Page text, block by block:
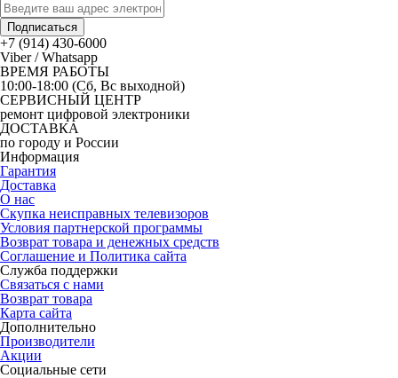
Подписаться
+7 (914) 430-6000
Viber / Whatsapp
ВРЕМЯ РАБОТЫ
10:00-18:00 (Сб, Вс выходной)
СЕРВИСНЫЙ ЦЕНТР
ремонт цифровой электроники
ДОСТАВКА
по городу и России
Информация
Гарантия
Доставка
О нас
Скупка неисправных телевизоров
Условия партнерской программы
Возврат товара и денежных средств
Соглашение и Политика сайта
Служба поддержки
Связаться с нами
Возврат товара
Карта сайта
Дополнительно
Производители
Акции
Социальные сети